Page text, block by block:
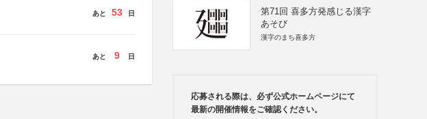
あと 53 日
あと 9 日
第71回 喜多方発感じる漢字
あそび
漢字のまち喜多方
応募される際は、必ず公式ホームページにて
最新の開催情報をご確認ください。